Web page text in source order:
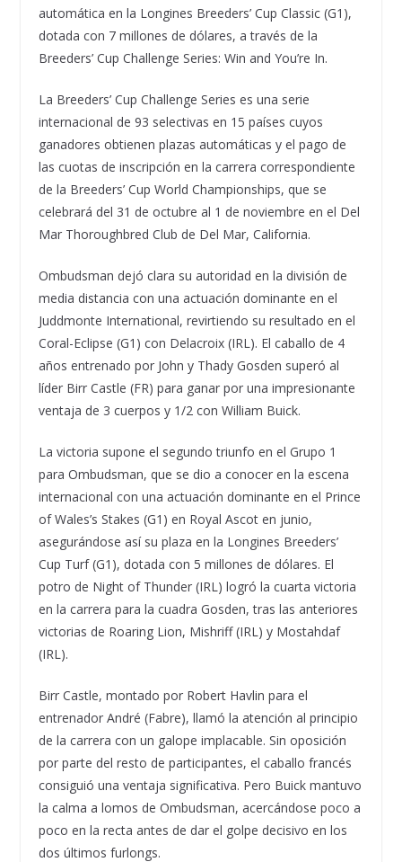
automática en la Longines Breeders’ Cup Classic (G1),
dotada con 7 millones de dólares, a través de la
Breeders’ Cup Challenge Series: Win and You’re In.
La Breeders’ Cup Challenge Series es una serie
internacional de 93 selectivas en 15 países cuyos
ganadores obtienen plazas automáticas y el pago de
las cuotas de inscripción en la carrera correspondiente
de la Breeders’ Cup World Championships, que se
celebrará del 31 de octubre al 1 de noviembre en el Del
Mar Thoroughbred Club de Del Mar, California.
Ombudsman dejó clara su autoridad en la división de
media distancia con una actuación dominante en el
Juddmonte International, revirtiendo su resultado en el
Coral-Eclipse (G1) con Delacroix (IRL). El caballo de 4
años entrenado por John y Thady Gosden superó al
líder Birr Castle (FR) para ganar por una impresionante
ventaja de 3 cuerpos y 1/2 con William Buick.
La victoria supone el segundo triunfo en el Grupo 1
para Ombudsman, que se dio a conocer en la escena
internacional con una actuación dominante en el Prince
of Wales’s Stakes (G1) en Royal Ascot en junio,
asegurándose así su plaza en la Longines Breeders’
Cup Turf (G1), dotada con 5 millones de dólares. El
potro de Night of Thunder (IRL) logró la cuarta victoria
en la carrera para la cuadra Gosden, tras las anteriores
victorias de Roaring Lion, Mishriff (IRL) y Mostahdaf
(IRL).
Birr Castle, montado por Robert Havlin para el
entrenador André (Fabre), llamó la atención al principio
de la carrera con un galope implacable. Sin oposición
por parte del resto de participantes, el caballo francés
consiguió una ventaja significativa. Pero Buick mantuvo
la calma a lomos de Ombudsman, acercándose poco a
poco en la recta antes de dar el golpe decisivo en los
dos últimos furlongs.